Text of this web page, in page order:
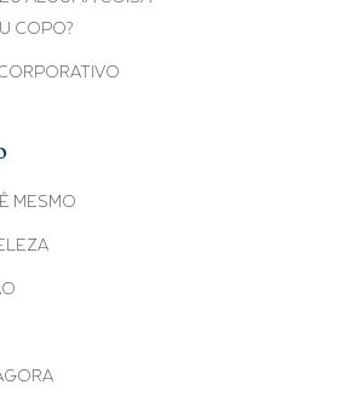
COPO?
MESMO